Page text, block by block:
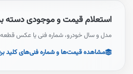
استعلام قیمت و موجودی دسته
مدل و سال خودرو، شماره فنی یا عکس قطعه
مشاهده قیمت‌ها و شماره فنی‌های کلید